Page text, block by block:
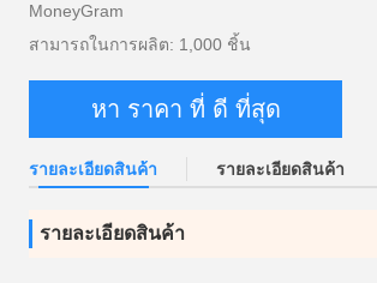
MoneyGram
สามารถในการผลิต: 1,000 ชิ้น
หา ราคา ที่ ดี ที่สุด
รายละเอียดสินค้า รายละเอียดสินค้า
รายละเอียดสินค้า